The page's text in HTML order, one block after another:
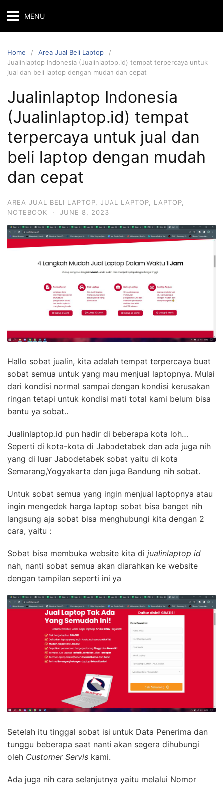
MENU
Home
Area Jual Beli Laptop
Jualinlaptop Indonesia (Jualinlaptop.id) tempat terpercaya untuk
jual dan beli laptop dengan mudah dan cepat
Jualinlaptop Indonesia
(Jualinlaptop.id) tempat
terpercaya untuk jual dan
beli laptop dengan mudah
dan cepat
AREA JUAL BELI LAPTOP JUAL LAPTOP LAPTOP
NOTEBOOK
· JUNE 8, 2023
Hallo sobat jualin, kita adalah tempat terpercaya buat
sobat semua untuk yang mau menjual laptopnya. Mulai
dari kondisi normal sampai dengan kondisi kerusakan
ringan tetapi untuk kondisi mati total kami belum bisa
bantu ya sobat..
Jualinlaptop.id pun hadir di beberapa kota loh…
Seperti di kota-kota di Jabodetabek dan ada juga nih
yang di luar Jabodetabek sobat yaitu di kota
Semarang,Yogyakarta dan juga Bandung nih sobat.
Untuk sobat semua yang ingin menjual laptopnya atau
ingin mengedek harga laptop sobat bisa banget nih
langsung aja sobat bisa menghubungi kita dengan 2
cara, yaitu :
Sobat bisa membuka website kita di jualinlaptop id
nah, nanti sobat semua akan diarahkan ke website
dengan tampilan seperti ini ya
Setelah itu tinggal sobat isi untuk Data Penerima dan
tunggu beberapa saat nanti akan segera dihubungi
oleh Customer Servis kami.
Ada juga nih cara selanjutnya yaitu melalui Nomor